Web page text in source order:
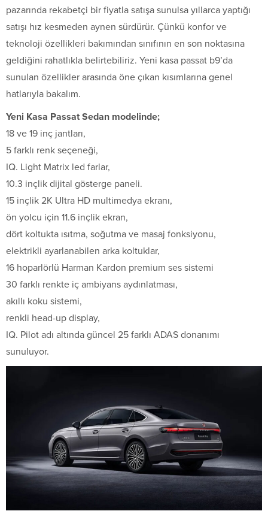
pazarında rekabetçi bir fiyatla satışa sunulsa yıllarca yaptığı
satışı hız kesmeden aynen sürdürür. Çünkü konfor ve
teknoloji özellikleri bakımından sınıfının en son noktasına
geldiğini rahatlıkla belirtebiliriz. Yeni kasa passat b9’da
sunulan özellikler arasında öne çıkan kısımlarına genel
hatlarıyla bakalım.
Yeni Kasa Passat Sedan modelinde;
18 ve 19 inç jantları,
5 farklı renk seçeneği,
IQ. Light Matrix led farlar,
10.3 inçlik dijital gösterge paneli.
15 inçlik 2K Ultra HD multimedya ekranı,
ön yolcu için 11.6 inçlik ekran,
dört koltukta ısıtma, soğutma ve masaj fonksiyonu,
elektrikli ayarlanabilen arka koltuklar,
16 hoparlörlü Harman Kardon premium ses sistemi
30 farklı renkte iç ambiyans aydınlatması,
akıllı koku sistemi,
renkli head-up display,
IQ. Pilot adı altında güncel 25 farklı ADAS donanımı
sunuluyor.